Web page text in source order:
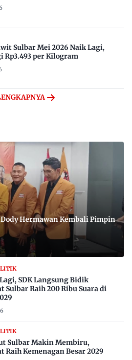
Sulbar Mei 2026 Naik Lagi,
Rp3.493 per Kilogram
Hermawan Kembali Pimpin
SDK Langsung Bidik
Sulbar Raih 200 Ribu Suara di
Sulbar Makin Membiru,
Raih Kemenagan Besar 2029